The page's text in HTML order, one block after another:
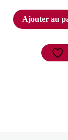
Ajouter au